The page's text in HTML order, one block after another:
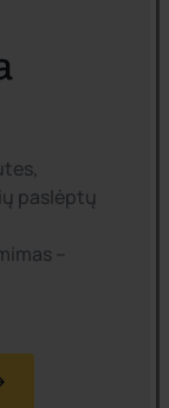
paslėptų
–